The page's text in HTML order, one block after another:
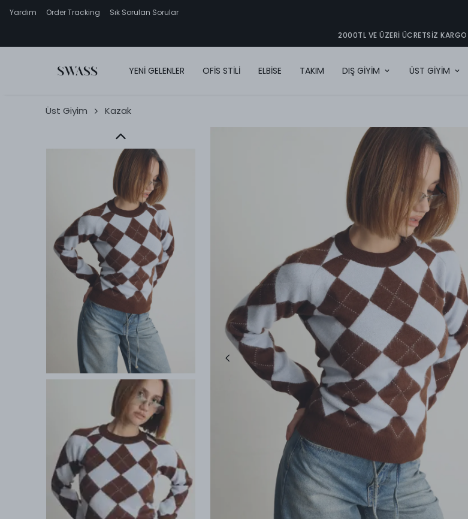
Yardım Order Tracking Sık Sorulan Sorular
2000TL VE ÜZERI ÜCRETSIZ KARGO
YENİ GELENLER OFİS STİLİ ELBİSE TAKIM DIŞ GİYİM ÜST GİYİM
Üst Giyim Kazak